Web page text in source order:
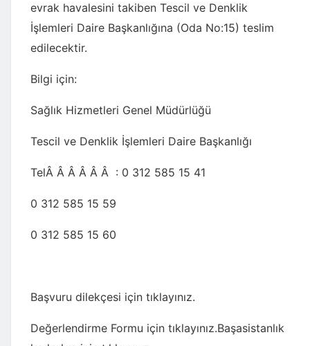
evrak havalesini takiben Tescil ve Denklik
İşlemleri Daire Başkanlığına (Oda No:15) teslim
edilecektir.
Bilgi için:
Sağlık Hizmetleri Genel Müdürlüğü
Tescil ve Denklik İşlemleri Daire Başkanlığı
TelÂ Â Â Â Â Â : 0 312 585 15 41
0 312 585 15 59
0 312 585 15 60
Başvuru dilekçesi için tıklayınız.
Değerlendirme Formu için tıklayınız.Başasistanlık